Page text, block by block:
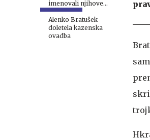
imenovali njihove
predsednike in
podpredsednike
Alenko Bratušek
doletela kazenska
ovadba